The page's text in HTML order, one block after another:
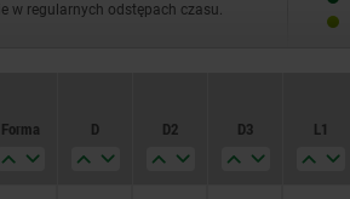
w regularnych odstępach czasu.
Forma D D2 D3 L1